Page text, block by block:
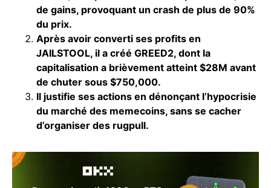
de gains, provoquant un crash de plus de 90%
du prix.
Après avoir converti ses profits en
JAILSTOOL, il a créé GREED2, dont la
capitalisation a brièvement atteint $28M avant
de chuter sous $750,000.
Il justifie ses actions en dénonçant l’hypocrisie
du marché des memecoins, sans se cacher
d’organiser des rugpull.